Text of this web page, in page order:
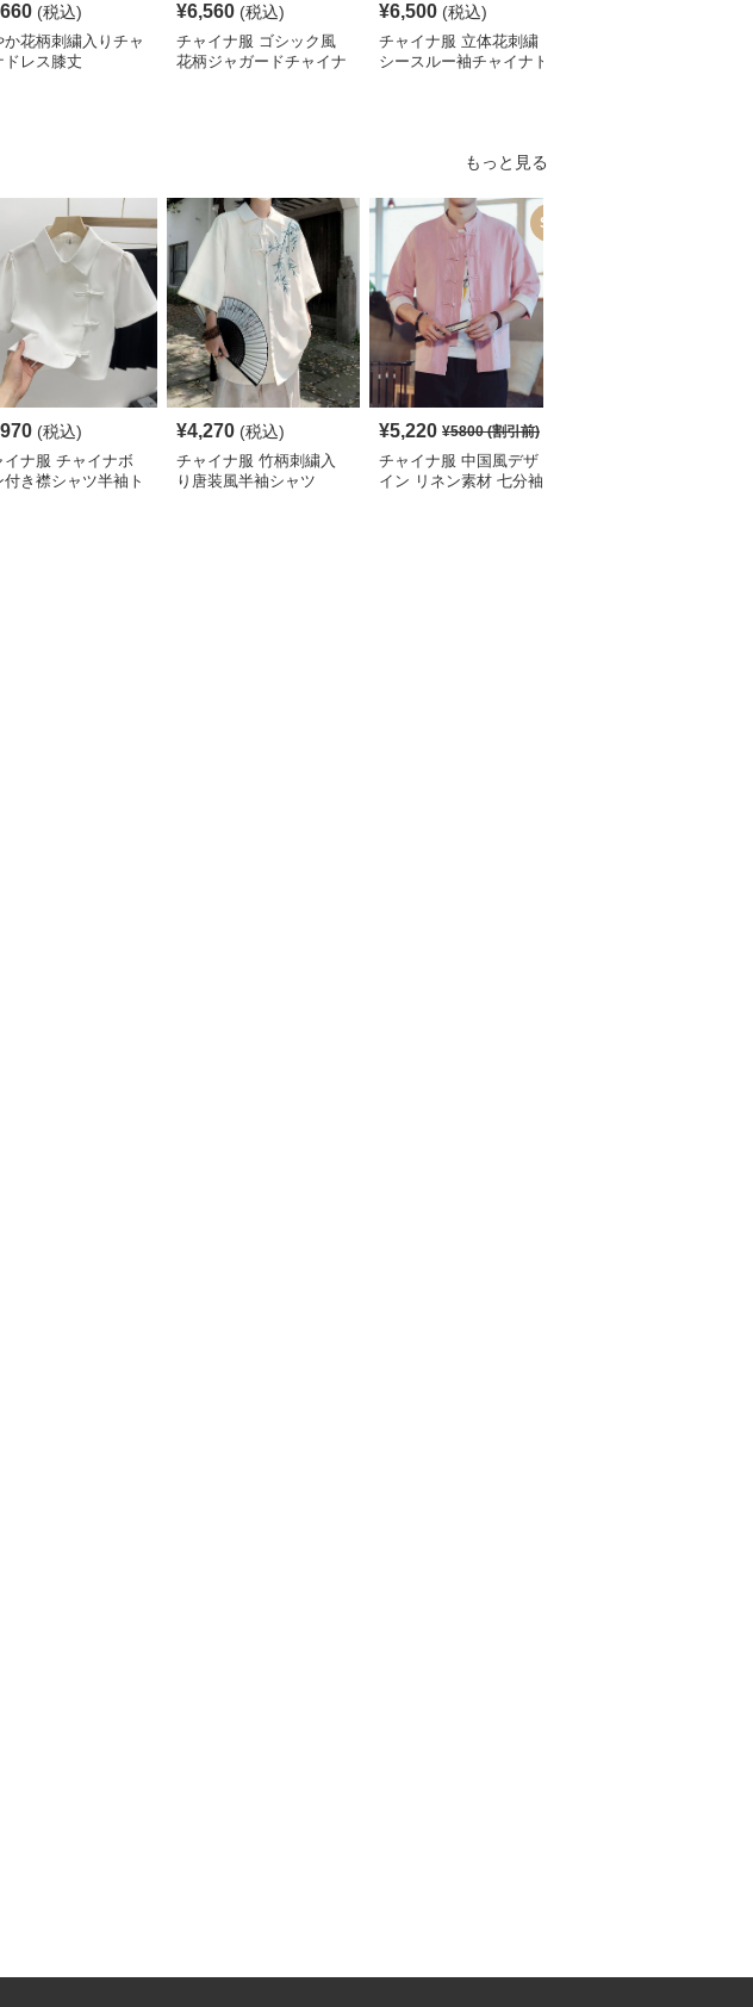
(税込)
か花柄刺繍入りチャ
ドレス膝丈
¥6,560 (税込)
チャイナ服 ゴシック風
花柄ジャガードチャイナ
¥6,500 (税込)
チャイナ服 立体花刺繍
シースルー袖チャイナド
もっと見る
(税込)
イナ服 チャイナボ
付き襟シャツ半袖ト
¥4,270 (税込)
チャイナ服 竹柄刺繍入
り唐装風半袖シャツ
SALE
¥5,220 ¥5800(割引前)
チャイナ服 中国風デザ
イン リネン素材 七分袖